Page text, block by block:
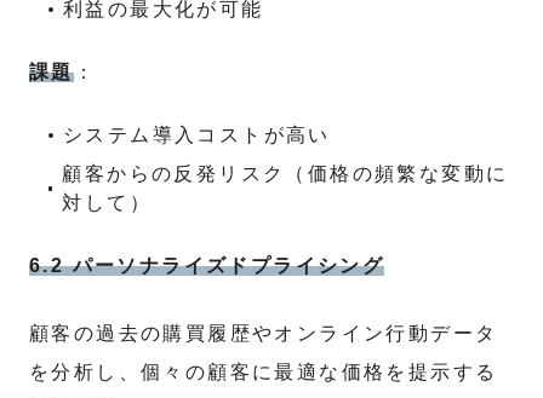
利益の最大化が可能
課題：
システム導入コストが高い
顧客からの反発リスク（価格の頻繁な変動に
対して）
6.2 パーソナライズドプライシング
顧客の過去の購買履歴やオンライン行動データ
を分析し、個々の顧客に最適な価格を提示する